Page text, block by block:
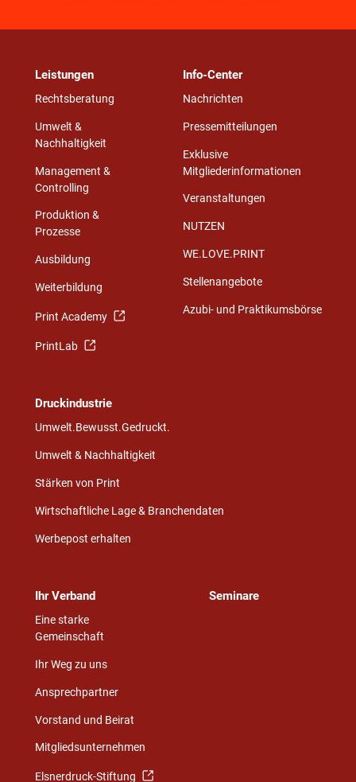
Leistungen
Rechtsberatung
Umwelt &
Nachhaltigkeit
Management &
Controlling
Produktion &
Prozesse
Ausbildung
Weiterbildung
Print Academy
PrintLab
Info-Center
Nachrichten
Pressemitteilungen
Exklusive
Mitgliederinformationen
Veranstaltungen
NUTZEN
WE.LOVE.PRINT
Stellenangebote
Azubi- und Praktikumsbörse
Druckindustrie
Umwelt.Bewusst.Gedruckt.
Umwelt & Nachhaltigkeit
Stärken von Print
Wirtschaftliche Lage & Branchendaten
Werbepost erhalten
Ihr Verband
Eine starke
Gemeinschaft
Ihr Weg zu uns
Ansprechpartner
Vorstand und Beirat
Mitgliedsunternehmen
Elsnerdruck-Stiftung
Seminare